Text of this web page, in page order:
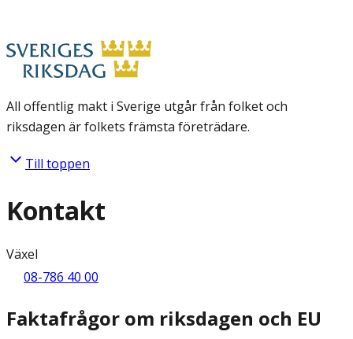
All offentlig makt i Sverige utgår från folket och
riksdagen är folkets främsta företrädare.
Till toppen
Kontakt
Växel
08-786 40 00
Faktafrågor om riksdagen och EU